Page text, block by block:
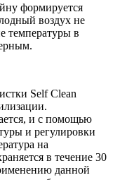
формируется
воздух не
температуры в
Self Clean
и с помощью
и регулировки
на
в течение 30
данной